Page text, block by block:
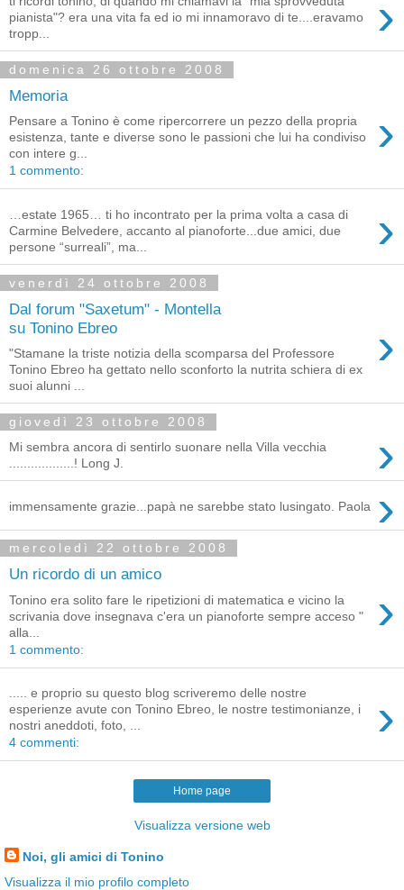
›
pianista"? era una vita fa ed io mi innamoravo di te....eravamo
tropp...
domenica 26 ottobre 2008
Memoria
›
Pensare a Tonino è come ripercorrere un pezzo della propria
esistenza, tante e diverse sono le passioni che lui ha condiviso
con intere g...
1 commento:
›
…estate 1965… ti ho incontrato per la prima volta a casa di
Carmine Belvedere, accanto al pianoforte...due amici, due
persone “surreali”, ma...
venerdì 24 ottobre 2008
Dal forum "Saxetum" - Montella
su Tonino Ebreo
›
"Stamane la triste notizia della scomparsa del Professore
Tonino Ebreo ha gettato nello sconforto la nutrita schiera di ex
suoi alunni ...
giovedì 23 ottobre 2008
›
Mi sembra ancora di sentirlo suonare nella Villa vecchia
..................! Long J.
›
immensamente grazie...papà ne sarebbe stato lusingato. Paola
mercoledì 22 ottobre 2008
Un ricordo di un amico
›
Tonino era solito fare le ripetizioni di matematica e vicino la
scrivania dove insegnava c'era un pianoforte sempre acceso "
alla...
1 commento:
›
..... e proprio su questo blog scriveremo delle nostre
esperienze avute con Tonino Ebreo, le nostre testimonianze, i
nostri aneddoti, foto, ...
4 commenti:
Home page
Visualizza versione web
Noi, gli amici di Tonino
Visualizza il mio profilo completo